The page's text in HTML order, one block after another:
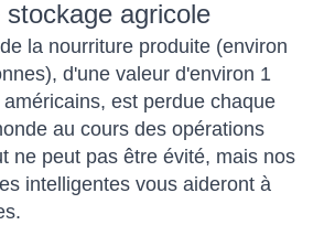
agricole
la nourriture produite (environ
d'une valeur d'environ 1
est perdue chaque
au cours des opérations
ne peut pas être évité, mais nos
intelligentes vous aideront à